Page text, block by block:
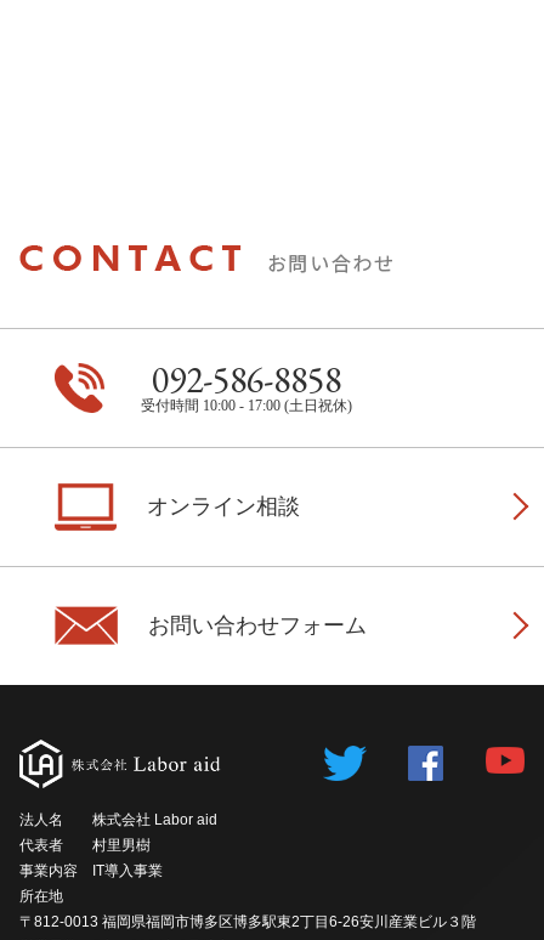
092-586-8858
受付時間 10:00 - 17:00 (土日祝休)
オンライン相談
お問い合わせフォーム
法人名
株式会社 Labor aid
代表者
村里男樹
事業内容
IT導入事業
所在地
〒812-0013 福岡県福岡市博多区博多駅東2丁目6-26安川産業ビル３階